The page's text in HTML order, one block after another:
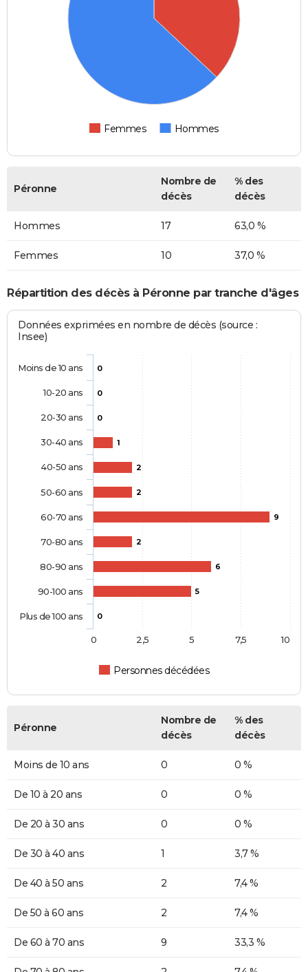
Femmes Hommes
Péronne
Nombre de
décès
% des
décès
Hommes 17 63,0 %
Femmes 10 37,0 %
Répartition des décès à Péronne par tranche d'âges
Données exprimées en nombre de décès (source :
Insee)
0
0
0
1
2
2
9
2
6
5
0
Personnes décédées
Moins de 10 ans
10-20 ans
20-30 ans
30-40 ans
40-50 ans
50-60 ans
60-70 ans
70-80 ans
80-90 ans
90-100 ans
Plus de 100 ans
0 10
2,5 5 7,5
Péronne
Nombre de
décès
% des
décès
Moins de 10 ans 0 0 %
De 10 à 20 ans 0 0 %
De 20 à 30 ans 0 0 %
De 30 à 40 ans 1 3,7 %
De 40 à 50 ans 2 7,4 %
De 50 à 60 ans 2 7,4 %
De 60 à 70 ans 9 33,3 %